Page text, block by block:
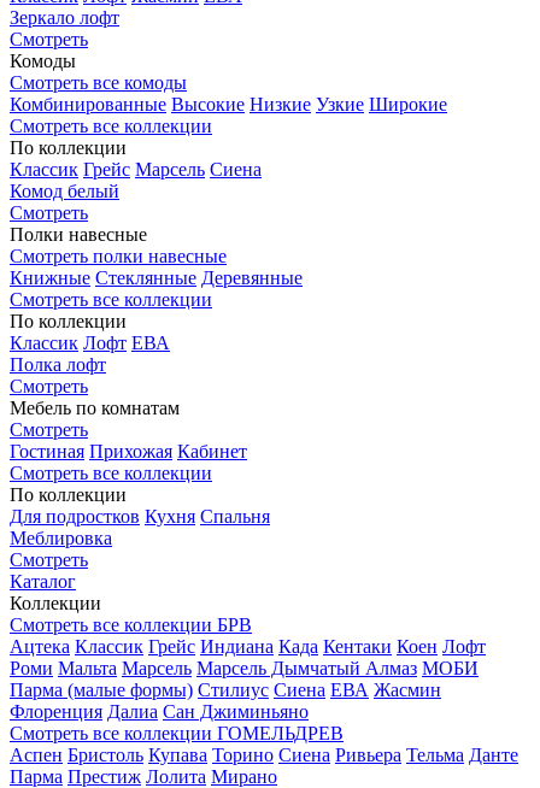
Зеркало лофт
Смотреть
Комоды
Смотреть все комоды
Комбинированные Высокие Низкие Узкие Широкие
Смотреть все коллекции
По коллекции
Классик Грейс Марсель Сиена
Комод белый
Смотреть
Полки навесные
Смотреть полки навесные
Книжные Стеклянные Деревянные
Смотреть все коллекции
По коллекции
Классик Лофт ЕВА
Полка лофт
Смотреть
Мебель по комнатам
Смотреть
Гостиная Прихожая Кабинет
Смотреть все коллекции
По коллекции
Для подростков Кухня Спальня
Меблировка
Смотреть
Каталог
Коллекции
Смотреть все коллекции БРВ
Ацтека Классик Грейс Индиана Када Кентаки Коен Лофт
Роми Мальта Марсель Марсель Дымчатый Алмаз МОБИ
Парма (малые формы) Стилиус Сиена ЕВА Жасмин
Флоренция Далиа Сан Джиминьяно
Смотреть все коллекции ГОМЕЛЬДРЕВ
Аспен Бристоль Купава Торино Сиена Ривьера Тельма Данте
Парма Престиж Лолита Мирано